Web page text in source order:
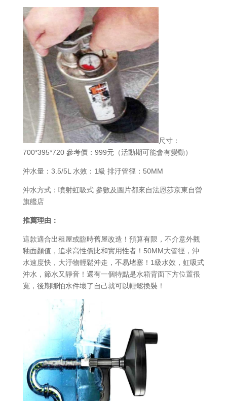
尺寸：
700*395*720 參考價：999元（活動期可能會有變動）
沖水量：3.5/5L 水效：1級 排汙管徑：50MM
沖水方式：噴射虹吸式 參數及圖片都來自法恩莎京東自營
旗艦店
推薦理由：
這款適合出租屋或臨時舊屋改造！預算有限，不介意外觀
釉面顏值，追求高性價比和實用性者！50MM大管徑，沖
水速度快，大汙物輕鬆沖走，不易堵塞！1級水效，虹吸式
沖水，節水又靜音！還有一個特點是水箱背面下方位置很
寬，後期哪怕水件壞了自己就可以輕鬆換裝！